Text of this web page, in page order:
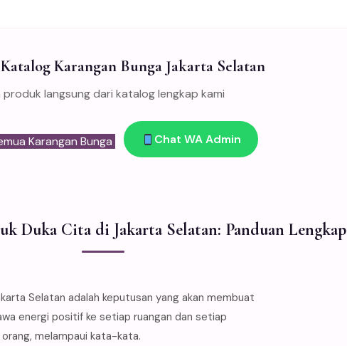
Karangan Bunga Jakarta Selatan
produk langsung dari katalog lengkap kami
Karangan Bunga Chat WA Admin
Duka Cita di Jakarta Selatan: Panduan Lengkap
Selatan adalah keputusan yang akan membuat
energi positif ke setiap ruangan dan setiap
melampaui kata-kata.